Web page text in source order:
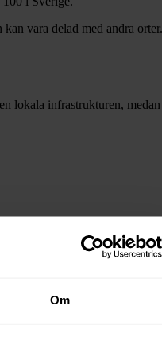
Om
vara delad med andra
lokala infrastrukturen,
i tabellen ovan.